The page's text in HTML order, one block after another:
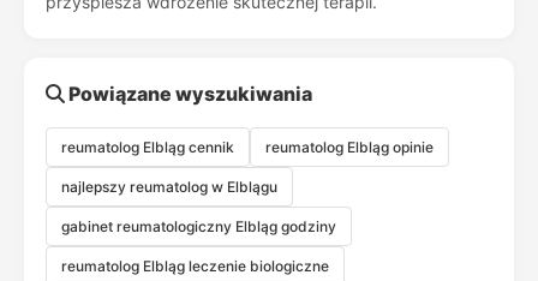
Powiązane wyszukiwania
reumatolog Elbląg cennik reumatolog Elbląg opinie
najlepszy reumatolog w Elblągu
gabinet reumatologiczny Elbląg godziny
reumatolog Elbląg leczenie biologiczne